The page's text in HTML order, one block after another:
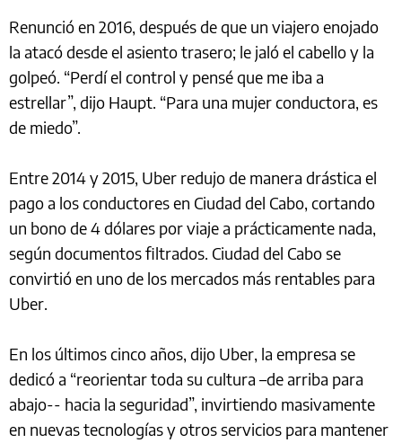
Renunció en 2016, después de que un viajero enojado
la atacó desde el asiento trasero; le jaló el cabello y la
golpeó. “Perdí el control y pensé que me iba a
estrellar”, dijo Haupt. “Para una mujer conductora, es
de miedo”.
Entre 2014 y 2015, Uber redujo de manera drástica el
pago a los conductores en Ciudad del Cabo, cortando
un bono de 4 dólares por viaje a prácticamente nada,
según documentos filtrados. Ciudad del Cabo se
convirtió en uno de los mercados más rentables para
Uber.
En los últimos cinco años, dijo Uber, la empresa se
dedicó a “reorientar toda su cultura –de arriba para
abajo-- hacia la seguridad”, invirtiendo masivamente
en nuevas tecnologías y otros servicios para mantener